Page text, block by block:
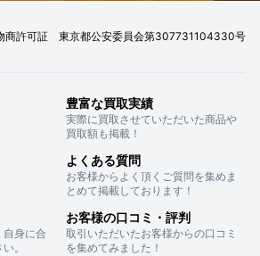
商許可証 東京都公安委員会第307731104330号
豊富な買取実績
実際に買取させていただいた商品や
買取額も掲載！
よくある質問
お客様からよく頂くご質問を集めま
とめて掲載しております！
自身に合
。
お客様の口コミ・評判
取引いただいたお客様からの口コミ
を集めてみました！